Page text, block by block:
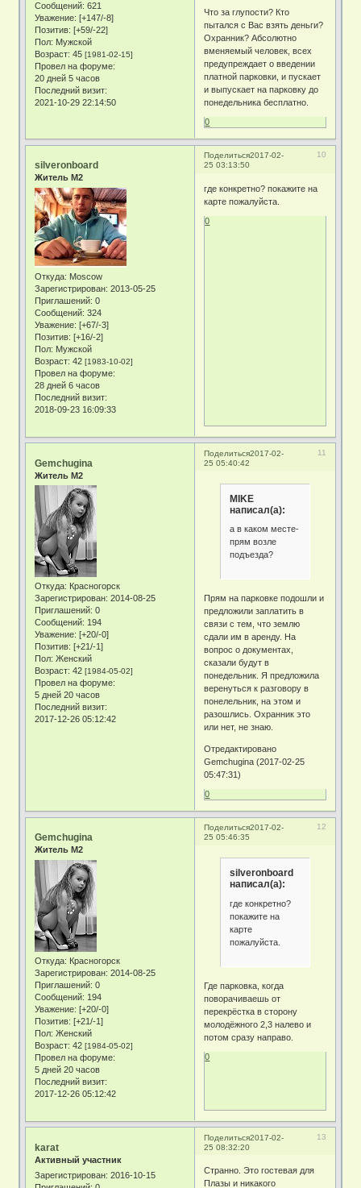
Сообщений: 621
Уважение: [+147/-8]
Позитив: [+59/-22]
Пол: Мужской
Возраст: 45[1981-02-15]
Провел на форуме:
20 дней 5 часов
Последний визит:
2021-10-29 22:14:50
Что за глупости? Кто
пытался с Вас взять деньги?
Охранник? Абсолютно
вменяемый человек, всех
предупреждает о введении
платной парковки, и пускает
и выпускает на парковку до
понедельника бесплатно.
0
Поделиться 10
2017-02-
25 03:13:50
silveronboard
Житель М2
Откуда: Moscow
Зарегистрирован: 2013-05-25
Приглашений: 0
Сообщений: 324
Уважение: [+67/-3]
Позитив: [+16/-2]
Пол: Мужской
Возраст: 42[1983-10-02]
Провел на форуме:
28 дней 6 часов
Последний визит:
2018-09-23 16:09:33
где конкретно? покажите на
карте пожалуйста.
0
Поделиться 11
2017-02-
25 05:40:42
Gemchugina
Житель М2
Откуда: Красногорск
Зарегистрирован: 2014-08-25
Приглашений: 0
Сообщений: 194
Уважение: [+20/-0]
Позитив: [+21/-1]
Пол: Женский
Возраст: 42[1984-05-02]
Провел на форуме:
5 дней 20 часов
Последний визит:
2017-12-26 05:12:42
MIKE
написал(а):
а в каком месте-
прям возле
подъезда?
Прям на парковке подошли и
предложили заплатить в
связи с тем, что землю
сдали им в аренду. На
вопрос о документах,
сказали будут в
понедельник. Я предложила
веренуться к разговору в
понелельник, на этом и
разошлись. Охранник это
или нет, не знаю.
Отредактировано
Gemchugina (2017-02-25
05:47:31)
0
Поделиться 12
2017-02-
25 05:46:35
Gemchugina
Житель М2
Откуда: Красногорск
Зарегистрирован: 2014-08-25
Приглашений: 0
Сообщений: 194
Уважение: [+20/-0]
Позитив: [+21/-1]
Пол: Женский
Возраст: 42[1984-05-02]
Провел на форуме:
5 дней 20 часов
Последний визит:
2017-12-26 05:12:42
silveronboard
написал(а):
где конкретно?
покажите на
карте
пожалуйста.
Где парковка, когда
поворачиваешь от
перекрёстка в сторону
молодёжного 2,3 налево и
потом сразу направо.
0
Поделиться 13
2017-02-
25 08:32:20
karat
Активный участник
Зарегистрирован: 2016-10-15
Странно. Это гостевая для
Плазы и никакого